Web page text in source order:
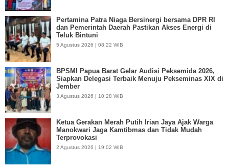
Pertamina Patra Niaga Bersinergi bersama DPR RI
dan Pemerintah Daerah Pastikan Akses Energi di
Teluk Bintuni
5 Agustus 2026 | 08:22 WIB
BPSMI Papua Barat Gelar Audisi Peksemida 2026,
Siapkan Delegasi Terbaik Menuju Pekseminas XIX di
Jember
3 Agustus 2026 | 10:28 WIB
Ketua Gerakan Merah Putih Irian Jaya Ajak Warga
Manokwari Jaga Kamtibmas dan Tidak Mudah
Terprovokasi
2 Agustus 2026 | 19:02 WIB